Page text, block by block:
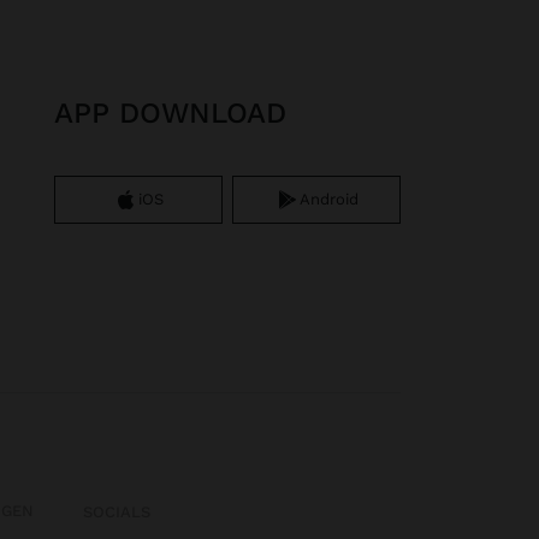
APP DOWNLOAD
iOS Android